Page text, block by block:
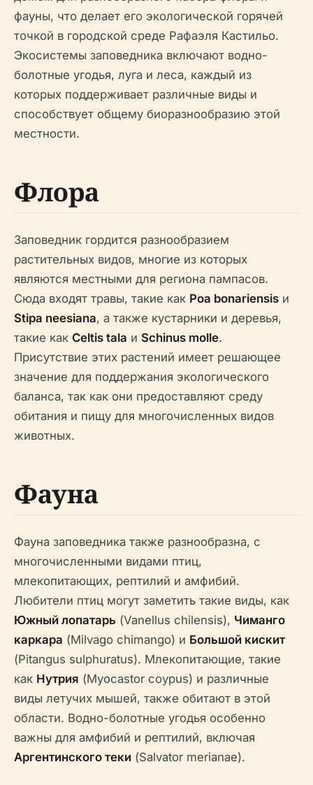
фауны, что делает его экологической горячей
точкой в городской среде Рафаэля Кастильо.
Экосистемы заповедника включают водно-
болотные угодья, луга и леса, каждый из
которых поддерживает различные виды и
способствует общему биоразнообразию этой
местности.
Флора
Заповедник гордится разнообразием
растительных видов, многие из которых
являются местными для региона пампасов.
Сюда входят травы, такие как Poa bonariensis и
Stipa neesiana, а также кустарники и деревья,
такие как Celtis tala и Schinus molle.
Присутствие этих растений имеет решающее
значение для поддержания экологического
баланса, так как они предоставляют среду
обитания и пищу для многочисленных видов
животных.
Фауна
Фауна заповедника также разнообразна, с
многочисленными видами птиц,
млекопитающих, рептилий и амфибий.
Любители птиц могут заметить такие виды, как
Южный лопатарь (Vanellus chilensis), Чиманго
каркара (Milvago chimango) и Большой кискит
(Pitangus sulphuratus). Млекопитающие, такие
как Нутрия (Myocastor coypus) и различные
виды летучих мышей, также обитают в этой
области. Водно-болотные угодья особенно
важны для амфибий и рептилий, включая
Аргентинского теки (Salvator merianae).